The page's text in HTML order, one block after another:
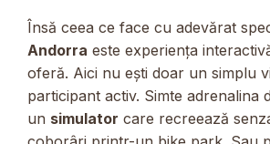
Însă ceea ce face cu adevărat
Andorra este experiența
oferă. Aici nu ești doar un simplu
participant activ. Simte adrenalina
un simulator care recreează